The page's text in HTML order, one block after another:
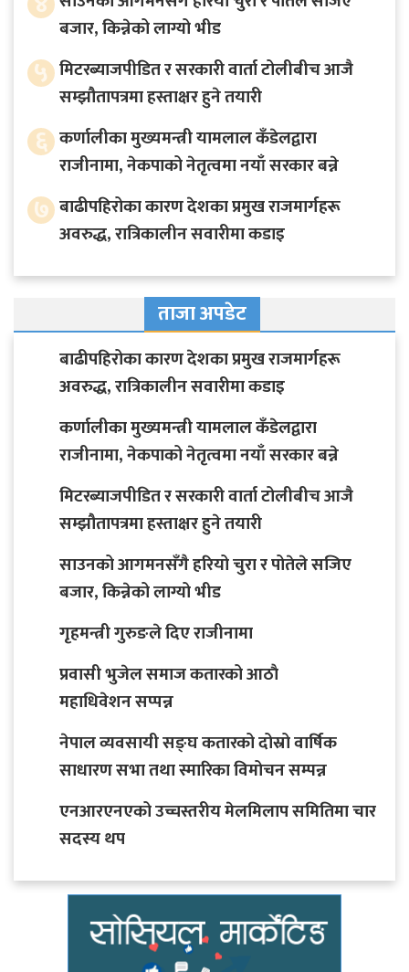
बजार, किन्नेको लाग्यो भीड
५ मिटरब्याजपीडित र सरकारी वार्ता टोलीबीच आजै
सम्झौतापत्रमा हस्ताक्षर हुने तयारी
६ कर्णालीका मुख्यमन्त्री यामलाल कँडेलद्वारा
राजीनामा, नेकपाको नेतृत्वमा नयाँ सरकार बन्ने
७ बाढीपहिरोका कारण देशका प्रमुख राजमार्गहरू
अवरुद्ध, रात्रिकालीन सवारीमा कडाइ
ताजा अपडेट
बाढीपहिरोका कारण देशका प्रमुख राजमार्गहरू
अवरुद्ध, रात्रिकालीन सवारीमा कडाइ
कर्णालीका मुख्यमन्त्री यामलाल कँडेलद्वारा
राजीनामा, नेकपाको नेतृत्वमा नयाँ सरकार बन्ने
मिटरब्याजपीडित र सरकारी वार्ता टोलीबीच आजै
सम्झौतापत्रमा हस्ताक्षर हुने तयारी
साउनको आगमनसँगै हरियो चुरा र पोतेले सजिए
बजार, किन्नेको लाग्यो भीड
गृहमन्त्री गुरुङले दिए राजीनामा
प्रवासी भुजेल समाज कतारको आठाै
महाधिवेशन सप्पन्न
नेपाल व्यवसायी सङ्घ कतारको दोस्रो वार्षिक
साधारण सभा तथा स्मारिका विमोचन सम्पन्न
एनआरएनएको उच्चस्तरीय मेलमिलाप समितिमा चार
सदस्य थप